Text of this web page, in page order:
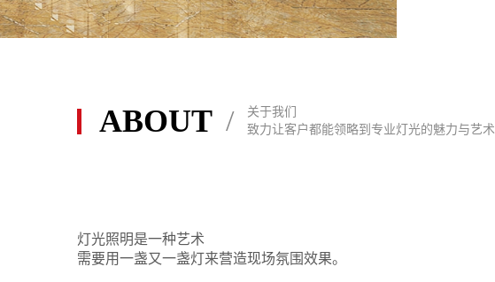
酒店大厅天花灯灯具
ABOUT /
关于我们
致力让客户都能领略到专业灯光的魅力与艺术
灯光照明是一种艺术
需要用一盏又一盏灯来营造现场氛围效果。